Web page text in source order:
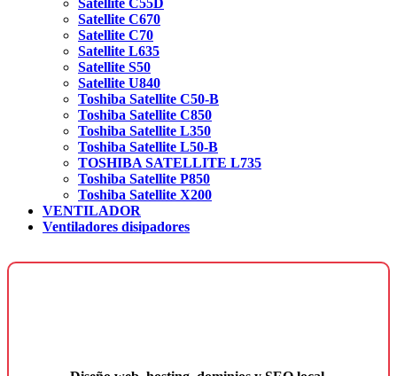
Satellite C55D
Satellite C670
Satellite C70
Satellite L635
Satellite S50
Satellite U840
Toshiba Satellite C50-B
Toshiba Satellite C850
Toshiba Satellite L350
Toshiba Satellite L50-B
TOSHIBA SATELLITE L735
Toshiba Satellite P850
Toshiba Satellite X200
VENTILADOR
Ventiladores disipadores